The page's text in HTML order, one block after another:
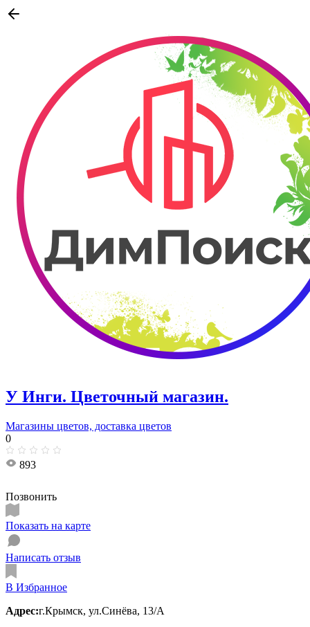
У Инги. Цветочный магазин.
Магазины цветов, доставка цветов
0
893
Позвонить
Показать на карте
Написать отзыв
В Избранное
Адрес:г.Крымск, ул.Синёва, 13/А